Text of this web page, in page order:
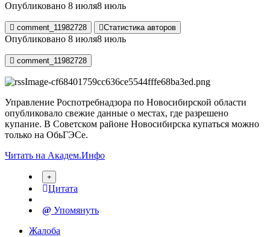
Опубликовано 8 июля8 июль
comment_11982728 Статистика авторов
Опубликовано 8 июля8 июль
comment_11982728
Управление Роспотребнадзора по Новосибирской области
опубликовало свежие данные о местах, где разрешено
купание. В Советском районе Новосибирска купаться можно
только на ОбьГЭСе.
Читать на Академ.Инфо
Цитата
Упомянуть
Жалоба